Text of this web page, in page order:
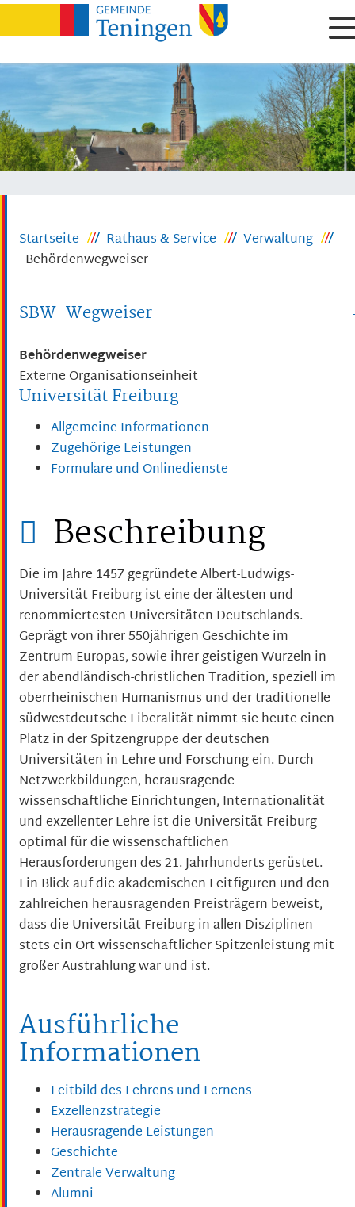
Startseite Rathaus & Service
Verwaltung
Behördenwegweiser
SBW-Wegweiser
Behördenwegweiser
Externe Organisationseinheit
Universität Freiburg
Allgemeine Informationen
Zugehörige Leistungen
Formulare und Onlinedienste
Beschreibung
Die im Jahre 1457 gegründete Albert-Ludwigs-
Universität Freiburg ist eine der ältesten und
renommiertesten Universitäten Deutschlands.
Geprägt von ihrer 550jährigen Geschichte im
Zentrum Europas, sowie ihrer geistigen Wurzeln in
der abendländisch-christlichen Tradition, speziell im
oberrheinischen Humanismus und der traditionelle
südwestdeutsche Liberalität nimmt sie heute einen
Platz in der Spitzengruppe der deutschen
Universitäten in Lehre und Forschung ein. Durch
Netzwerkbildungen, herausragende
wissenschaftliche Einrichtungen, Internationalität
und exzellenter Lehre ist die Universität Freiburg
optimal für die wissenschaftlichen
Herausforderungen des 21. Jahrhunderts gerüstet.
Ein Blick auf die akademischen Leitfiguren und den
zahlreichen herausragenden Preisträgern beweist,
dass die Universität Freiburg in allen Disziplinen
stets ein Ort wissenschaftlicher Spitzenleistung mit
großer Austrahlung war und ist.
Ausführliche
Informationen
Leitbild des Lehrens und Lernens
Exzellenzstrategie
Herausragende Leistungen
Geschichte
Zentrale Verwaltung
Alumni